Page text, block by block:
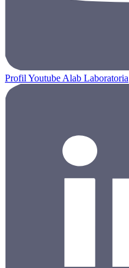
Profil Youtube Alab Laboratoria